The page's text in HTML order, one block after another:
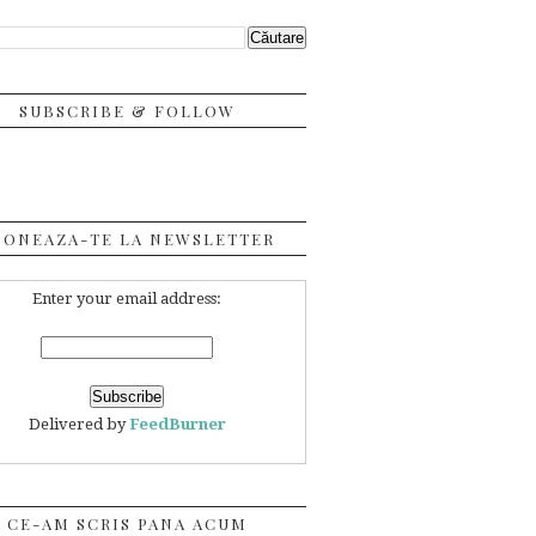
SUBSCRIBE & FOLLOW
TE LA NEWSLETTER
Enter your email address:
Delivered byFeedBurner
CE-AM SCRIS PANA ACUM